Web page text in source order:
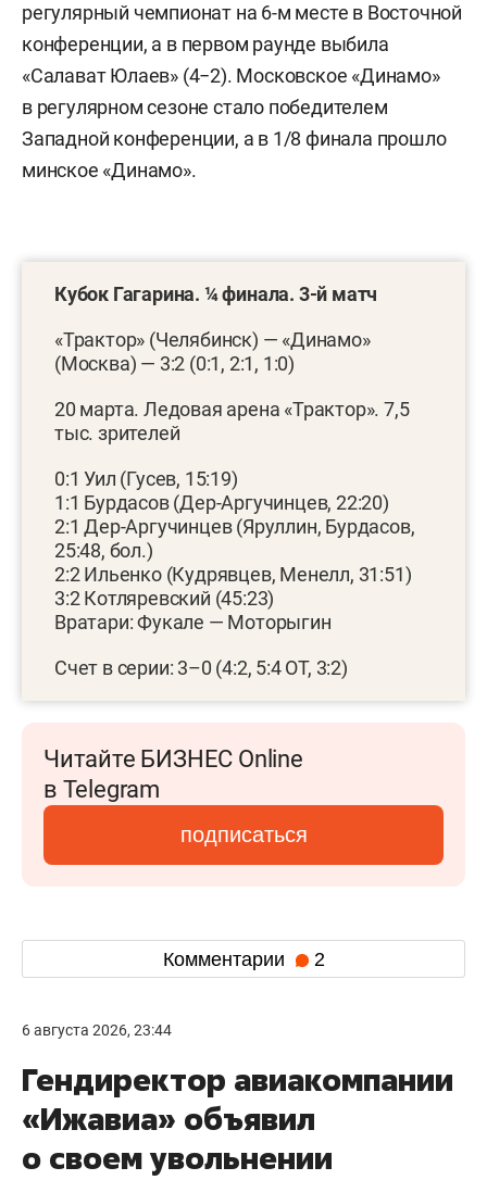
регулярный чемпионат на 6-м месте в Восточной
конференции, а в первом раунде выбила
«Салават Юлаев» (4−2). Московское «Динамо»
в регулярном сезоне стало победителем
Западной конференции, а в 1/8 финала прошло
минское «Динамо».
Кубок Гагарина. ¼ финала. 3-й матч
«Трактор» (Челябинск) — «Динамо»
(Москва) — 3:2 (0:1, 2:1, 1:0)
20 марта. Ледовая арена «Трактор». 7,5
тыс. зрителей
0:1 Уил (Гусев, 15:19)
1:1 Бурдасов (Дер-Аргучинцев, 22:20)
2:1 Дер-Аргучинцев (Яруллин, Бурдасов,
25:48, бол.)
2:2 Ильенко (Кудрявцев, Менелл, 31:51)
3:2 Котляревский (45:23)
Вратари: Фукале — Моторыгин
Счет в серии: 3–0 (4:2, 5:4 ОТ, 3:2)
Читайте БИЗНЕС Online
в Telegram
подписаться
Комментарии 2
6 августа 2026, 23:44
Гендиректор авиакомпании
«Ижавиа» объявил
о своем увольнении